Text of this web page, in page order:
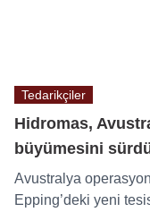
Tedarikçiler
Hidromas,
büyümesini
Avustralya
Epping’deki yeni